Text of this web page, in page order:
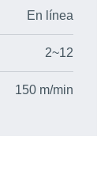
En línea
2~12
150 m/min